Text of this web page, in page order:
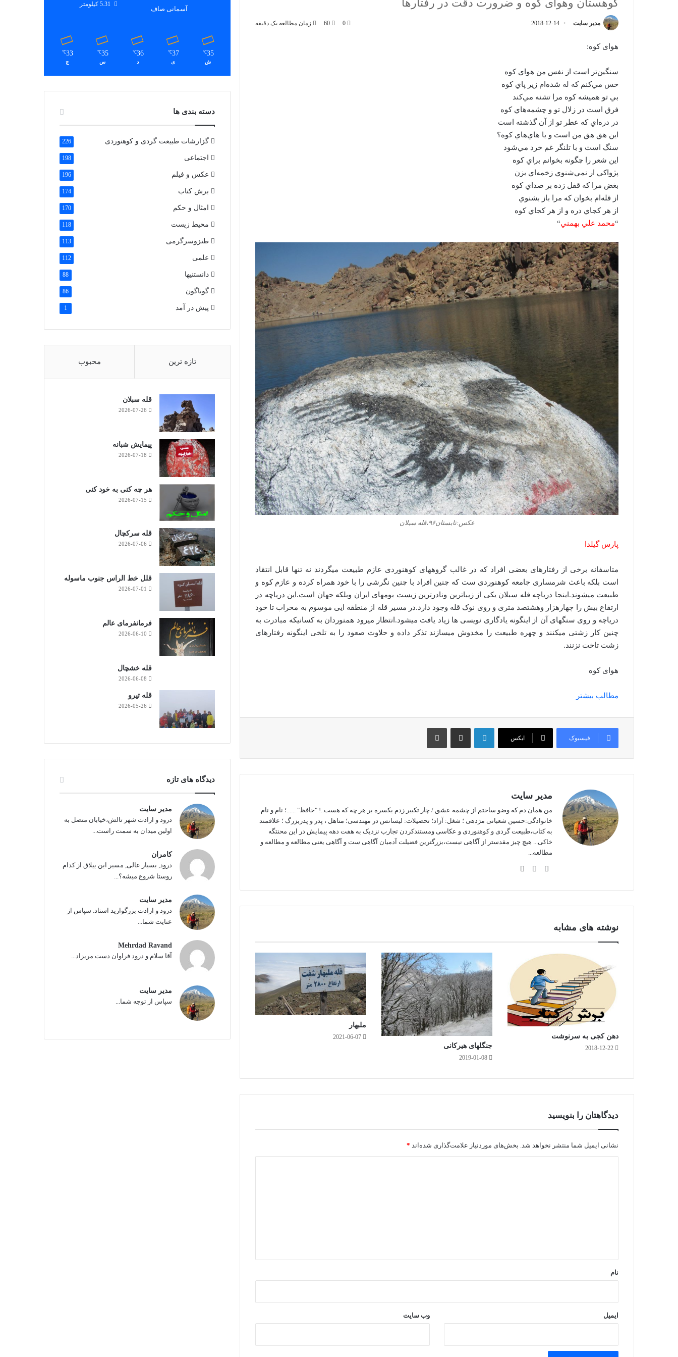
کوهستان وهوای کوه و ضرورت دقت در رفتارها
مدیر سایت 2018-12-14
0
60 زمان مطالعه یک دقیقه
هوای کوه:
سنگين‌تر است از نفس من هواي کوه
حس مي‌کنم که له شده‌ام زير پاي کوه
بي تو هميشه کوه مرا تشنه مي‌کند
فرق است در زلال تو و چشمه‌هاي کوه
در دره‌اي که عطر تو از آن گذشته است
اين هق هق من است و يا هاي‌هاي کوه؟
سنگ است و با تلنگر غم خرد مي‌شود
اين شعر را چگونه بخوانم براي کوه
پژواکي ار نمي‌شنوي زخمه‌اي بزن
بغض مرا که قفل زده بر صداي کوه
از قله‌ام بخوان که مرا باز بشنوي
از هر کجاي دره و از هر کجاي کوه
“محمد علي بهمني“
عکس:تابستان۹۶،قله سبلان
پارس گیلدا
متاسفانه برخی از رفتارهای بعضی افراد که در غالب گروههای کوهنوردی عازم طبیعت میگردند نه تنها قابل انتقاد
است بلکه باعث شرمساری جامعه کوهنوردی ست که چنین افراد با چنین نگرشی را با خود همراه کرده و عازم کوه و
طبیعت میشوند.اینجا دریاچه قله سبلان یکی از زیباترین ونادرترین زیست بومهای ایران وبلکه جهان است.این دریاچه در
ارتفاع بیش را چهارهزار وهشتصد متری و روی نوک قله وجود دارد.در مسیر قله از منطقه ایی موسوم به محراب تا خود
دریاچه و روی سنگهای آن از اینگونه یادگاری نویسی ها زیاد یافت میشود.انتظار میرود همنوردان به کسانیکه مبادرت به
چنین کار زشتی میکنند و چهره طبیعت را مخدوش میسازند تذکر داده و حلاوت صعود را به تلخی اینگونه رفتارهای
زشت تاخت نزنند.
هوای کوه
مطالب بیشتر
فیسبوک ایکس
لینکداین اشتراک گذاری با ایمیل
مدیر سایت
من همان دم که وضو ساختم از چشمه عشق / چار تکبیر زدم یکسره بر هر چه که هست..! "حافظ" ......؛ نام و نام
خانوادگی:حسین شعبانی مژدهی ؛ شغل: آزاد؛ تحصیلات: لیسانس در مهندسی؛ متاهل ، پدر و پدربزرگ ؛ علاقمند
به کتاب،طبیعت گردی و کوهنوردی و عکاسی ومستندکردن تجارب نزدیک به هفت دهه پیمایش در این محنتگه
خاکی... هیچ چیز مقدستر از آگاهی نیست،بزرگترین فضیلت آدمیان آگاهی ست و آگاهی یعنی مطالعه و مطالعه و
مطالعه...
وبس
فی
وک گرا
م
نوشته های مشابه
دهن کجی به سرنوشت
2018-12-22 جنگلهای هیرکانی
2019-01-08
ملبهار
2021-06-07
دیدگاهتان را بنویسید
نشانی ایمیل شما منتشر نخواهد شد. بخش‌های موردنیاز علامت‌گذاری شده‌اند *
نام
ایمیل وب‌ سایت
آسمانی صاف
5.31 کیلومتر
35
℃
ش
37
℃
ی
36
℃
د
35
℃
س
33
℃
چ
دسته بندی ها
گزارشات طبیعت گردی و کوهنوردی 226
اجتماعی 198
عکس و فیلم 196
برش کتاب 174
امثال و حکم 170
محیط زیست 118
طنزوسرگرمی 113
علمی 112
دانستنیها 88
گوناگون 86
پیش در آمد 1
تازه ترین محبوب
قله سبلان
2026-07-26
پیمایش شبانه
2026-07-18
هر چه کنی به خود کنی
2026-07-15
قله سرکچال
2026-07-06
قلل خط الراس جنوب ماسوله
2026-07-01
فرمانفرمای عالم
2026-06-10
قله خشچال
2026-06-08
قله تیرو
2026-05-26
دیدگاه های تازه
مدیر سایت
درود و ارادت شهر تالش،خیابان متصل به
اولین میدان به سمت راست...
کامران
درود, بسیار عالی, مسیر این ییلاق از کدام
روستا شروع میشه؟...
مدیر سایت
درود و ارادت بزرگوارید استاد. سپاس از
عنایت شما...
Mehrdad Ravand
آقا سلام و درود فراوان دست مریزاد...
مدیر سایت
سپاس از توجه شما...